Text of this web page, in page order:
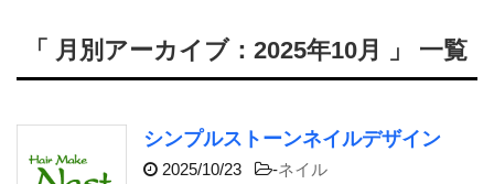
「 月別アーカイブ：2025年10月 」 一覧
シンプルストーンネイルデザイン
2025/10/23 -ネイル